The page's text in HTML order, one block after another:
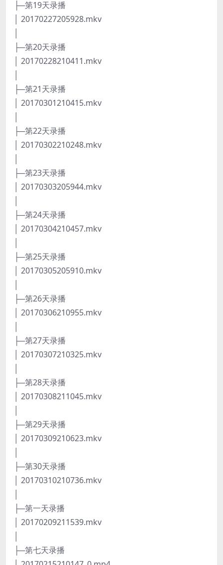
├─第19天录播
│ 20170227205928.mkv
├─第20天录播
│ 20170228210411.mkv
├─第21天录播
│ 20170301210415.mkv
├─第22天录播
│ 20170302210248.mkv
├─第23天录播
│ 20170303205944.mkv
├─第24天录播
│ 20170304210457.mkv
├─第25天录播
│ 20170305205910.mkv
├─第26天录播
│ 20170306210955.mkv
├─第27天录播
│ 20170307210325.mkv
├─第28天录播
│ 20170308211045.mkv
├─第29天录播
│ 20170309210623.mkv
├─第30天录播
│ 20170310210736.mkv
├─第一天录播
│ 20170209211539.mkv
├─第七天录播